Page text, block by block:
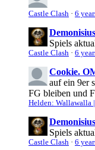
Castle Clash · 6
Demonisius
Spiels
Castle Clash · 6
Cookie.
auf ein 9er
FG bleiben und
Helden: Wallawalla
Demonisius
Spiels
Castle Clash · 6